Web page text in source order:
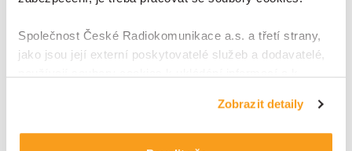
Společnost České Radiokomunikace a.s. a třetí strany,
jako jsou její externí poskytovatelé služeb a dodavatelé,
zdokonalováním svých služeb a zobrazované reklamy,
Zobrazit detaily
tom dáme zprávu. Zjistíme hmotnost úlu, jestli to, co
zásoby a hladoví. Nezajímá nás celková hmotnost,